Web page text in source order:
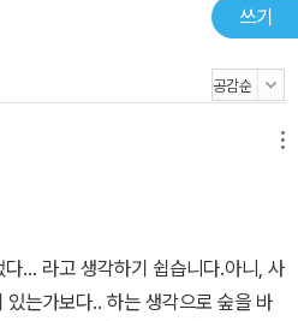
쓰기
... 라고 생각하기 쉽습니다.아니, 사
는가보다.. 하는 생각으로 숲을 바